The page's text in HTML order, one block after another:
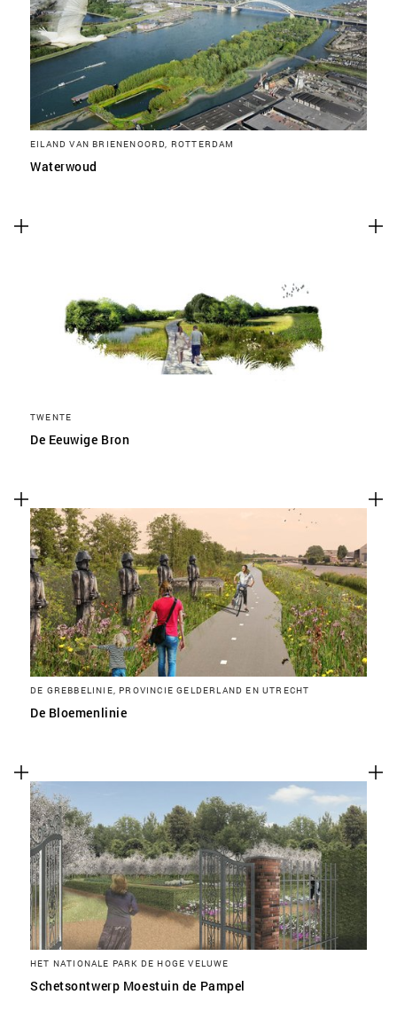
EILAND VAN BRIENENOORD, ROTTERDAM
Waterwoud
TWENTE
De Eeuwige Bron
DE GREBBELINIE, PROVINCIE GELDERLAND EN UTRECHT
De Bloemenlinie
HET NATIONALE PARK DE HOGE VELUWE
Schetsontwerp Moestuin de Pampel